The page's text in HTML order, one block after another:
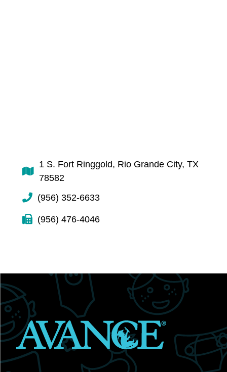
1 S. Fort Ringgold, Rio Grande City, TX
78582
(956) 352-6633
(956) 476-4046